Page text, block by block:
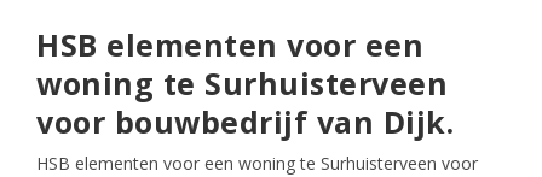
HSB elementen voor een
woning te Surhuisterveen
voor bouwbedrijf van Dijk.
HSB elementen voor een woning te Surhuisterveen voor